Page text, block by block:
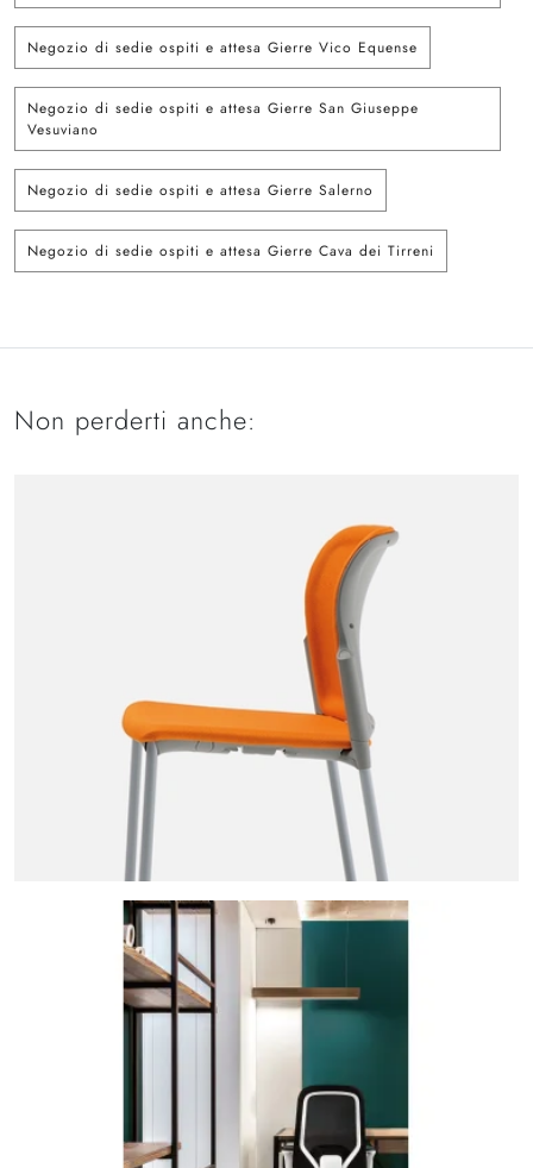
Negozio di sedie ospiti e attesa Gierre Vico Equense
Negozio di sedie ospiti e attesa Gierre San Giuseppe
Vesuviano
Negozio di sedie ospiti e attesa Gierre Salerno
Negozio di sedie ospiti e attesa Gierre Cava dei Tirreni
Non perderti anche: